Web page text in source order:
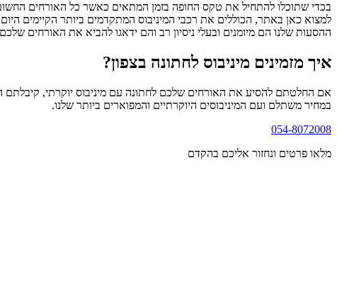
בכדי שתוכלו להתחיל את טקס החופה בזמן המתאים כאשר כל האורחים
ההסעות שלנו הם מיומנים ובעלי ניסיון רב והם ידאגו להביא את האורחים
איך מזמינים מיניבוס לחתונה בצפון?
במחיר משתלם ועם המיניבוסים היוקרתיים והמפוארים ביותר שלנו.
054-8072008
מלאו פרטים ונחזור אליכם בהקדם